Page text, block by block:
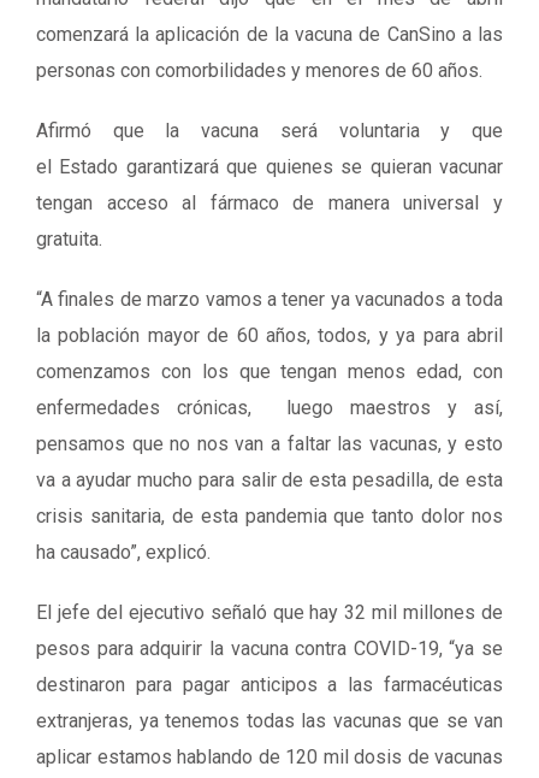
comenzará la aplicación de la vacuna de CanSino a las
personas con comorbilidades y menores de 60 años.
Afirmó que la vacuna será voluntaria y que
el Estado garantizará que quienes se quieran vacunar
tengan acceso al fármaco de manera universal y
gratuita.
“A finales de marzo vamos a tener ya vacunados a toda
la población mayor de 60 años, todos, y ya para abril
comenzamos con los que tengan menos edad, con
enfermedades crónicas, luego maestros y así,
pensamos que no nos van a faltar las vacunas, y esto
va a ayudar mucho para salir de esta pesadilla, de esta
crisis sanitaria, de esta pandemia que tanto dolor nos
ha causado”, explicó.
El jefe del ejecutivo señaló que hay 32 mil millones de
pesos para adquirir la vacuna contra COVID-19, “ya se
destinaron para pagar anticipos a las farmacéuticas
extranjeras, ya tenemos todas las vacunas que se van
aplicar estamos hablando de 120 mil dosis de vacunas